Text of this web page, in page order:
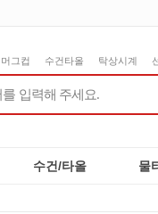
머그컵 수건타올 탁상시계
수건/타올 물